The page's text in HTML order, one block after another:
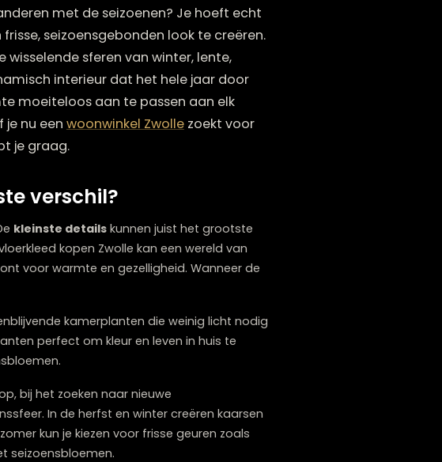
interieur? Ieder seizoen brengt zijn eigen sfeer
veranderen met de seizoenen? Je hoeft echt
een frisse, seizoensgebonden look te creëren.
op de wisselende sferen van winter, lente,
een dynamisch interieur dat het hele jaar door
moeiteloos aan te passen aan elk
helpt je graag.
verschil?
te zijn. De
nieuw vloerkleed kopen Zwolle kan een wereld van
en bont voor warmte en gezelligheid. Wanneer de
voor groenblijvende kamerplanten die weinig licht nodig
planten perfect om kleur en leven in huis te
seizoensbloemen.